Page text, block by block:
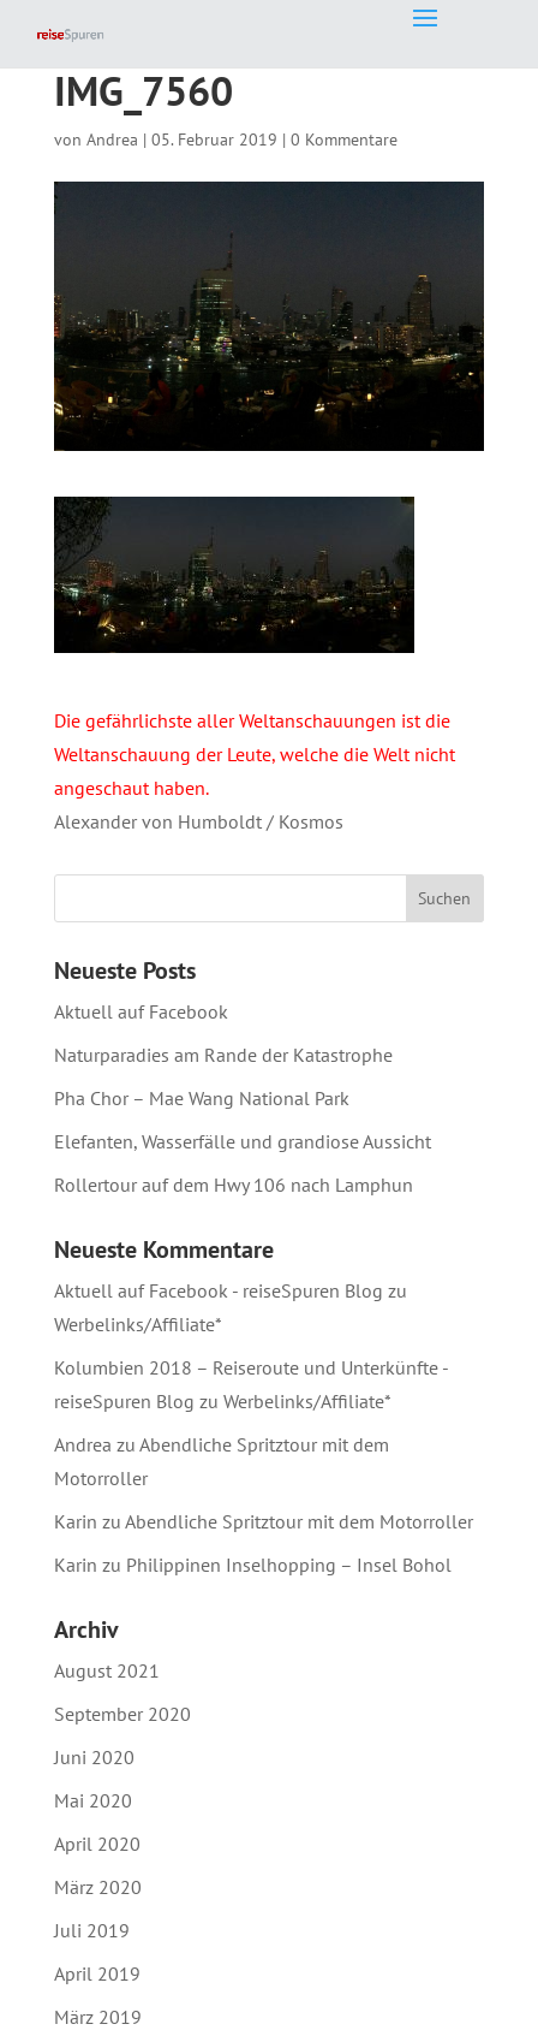
IMG_7560
von Andrea | 05. Februar 2019 | 0 Kommentare
Die gefährlichste aller Weltanschauungen ist die
Weltanschauung der Leute, welche die Welt nicht
angeschaut haben.
Alexander von Humboldt / Kosmos
Neueste Posts
Aktuell auf Facebook
Naturparadies am Rande der Katastrophe
Pha Chor – Mae Wang National Park
Elefanten, Wasserfälle und grandiose Aussicht
Rollertour auf dem Hwy 106 nach Lamphun
Neueste Kommentare
Aktuell auf Facebook - reiseSpuren Blog zu
Werbelinks/Affiliate*
Kolumbien 2018 – Reiseroute und Unterkünfte -
reiseSpuren Blog zu Werbelinks/Affiliate*
Andrea zu Abendliche Spritztour mit dem
Motorroller
Karin zu Abendliche Spritztour mit dem Motorroller
Karin zu Philippinen Inselhopping – Insel Bohol
Archiv
August 2021
September 2020
Juni 2020
Mai 2020
April 2020
März 2020
Juli 2019
April 2019
März 2019